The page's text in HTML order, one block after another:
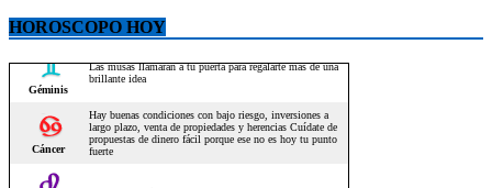
HOROSCOPO HOY